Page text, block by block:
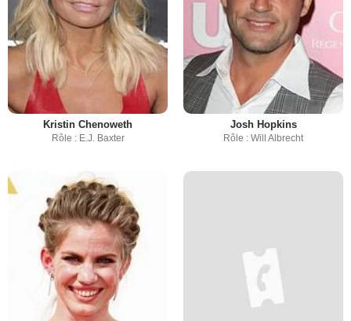
Kristin Chenoweth
Rôle : E.J. Baxter
Josh Hopkins
Rôle : Will Albrecht